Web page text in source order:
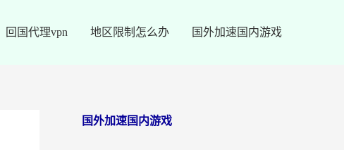
回国代理vpn 地区限制怎么办 国外加速国内游戏
国外加速国内游戏